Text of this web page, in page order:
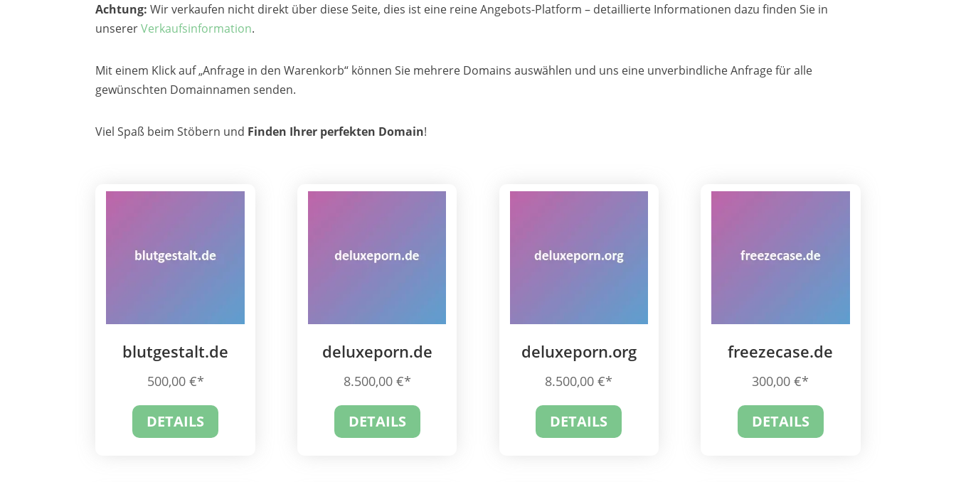
Achtung: Wir verkaufen nicht direkt über diese Seite, dies ist eine reine Angebots-Platform – detaillierte Informationen dazu finden Sie in
unsererVerkaufsinformation.
Mit einem Klick auf „Anfrage in den Warenkorb“ können Sie mehrere Domains auswählen und uns eine unverbindliche Anfrage für alle
gewünschten Domainnamen senden.
Viel Spaß beim Stöbern und Finden Ihrer perfekten Domain!
blutgestalt.de
500,00 €
DETAILS
deluxeporn.de
8.500,00 €
DETAILS
deluxeporn.org
8.500,00€
DETAILS
freezecase.de
300,00€
DETAILS